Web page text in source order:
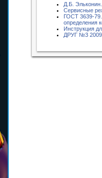
Д.Б.
Сервисные
ГОСТ 3639-
определения
Инструкция
ДРУГ №3 2009